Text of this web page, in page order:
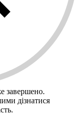
завершено.
дiзнатися